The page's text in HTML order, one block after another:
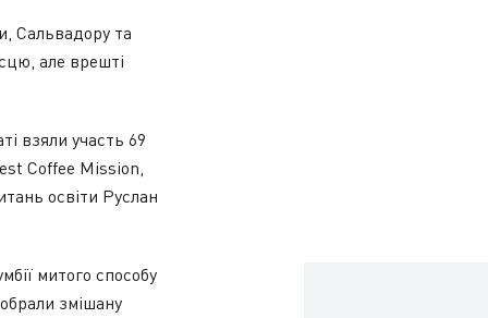
Сальвадору та
але врешті
взяли участь 69
Coffee Mission,
освіти Руслан
митого способу
змішану